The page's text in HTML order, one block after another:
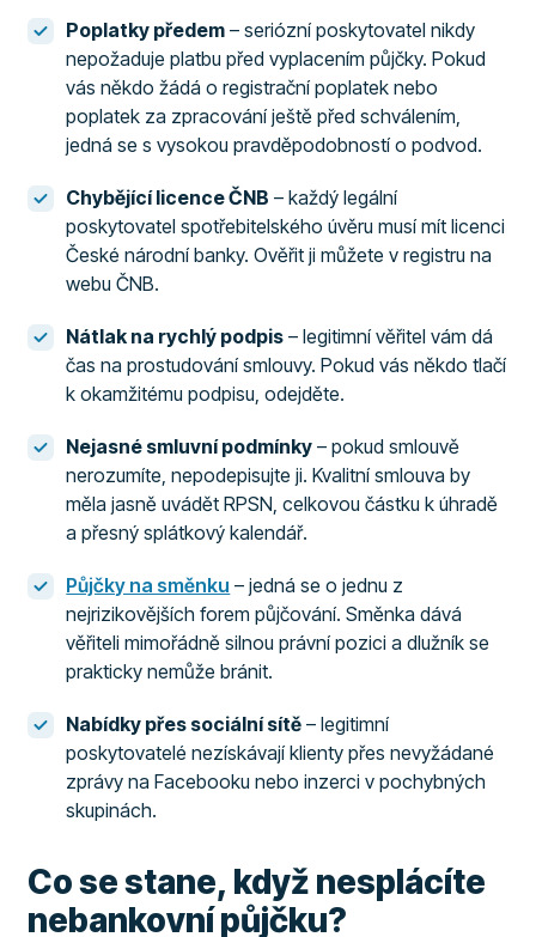
Poplatky předem – seriózní poskytovatel nikdy
nepožaduje platbu před vyplacením půjčky. Pokud
vás někdo žádá o registrační poplatek nebo
poplatek za zpracování ještě před schválením,
jedná se s vysokou pravděpodobností o podvod.
Chybějící licence ČNB – každý legální
poskytovatel spotřebitelského úvěru musí mít licenci
České národní banky. Ověřit ji můžete v registru na
webu ČNB.
Nátlak na rychlý podpis – legitimní věřitel vám dá
čas na prostudování smlouvy. Pokud vás někdo tlačí
k okamžitému podpisu, odejděte.
Nejasné smluvní podmínky – pokud smlouvě
nerozumíte, nepodepisujte ji. Kvalitní smlouva by
měla jasně uvádět RPSN, celkovou částku k úhradě
a přesný splátkový kalendář.
Půjčky na směnku – jedná se o jednu z
nejrizikovějších forem půjčování. Směnka dává
věřiteli mimořádně silnou právní pozici a dlužník se
prakticky nemůže bránit.
Nabídky přes sociální sítě – legitimní
poskytovatelé nezískávají klienty přes nevyžádané
zprávy na Facebooku nebo inzerci v pochybných
skupinách.
Co se stane, když nesplácíte
nebankovní půjčku?